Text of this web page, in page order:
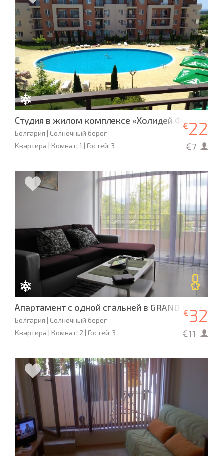
Студия в жилом комплексе «Холидей Форт Голд
Болгария | Солнечный берег
Квартира | Комнат: 1 | Гостей: 3
€22
€7
Апартамент с одной спальней в GRAND KAMELIA
Болгария | Солнечный берег
Квартира | Комнат: 2 | Гостей: 3
€32
€11